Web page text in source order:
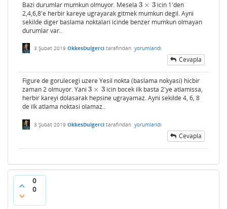
Bazi durumlar mumkun olmuyor. Mesela 3 × 3
3 ×3
icin 1'den
2,4,6,8'e herbir kareye ugrayarak gitmek mumkun degil. Ayni
sekilde diger baslama noktalari icinde benzer mumkun olmayan
durumlar var..
3 Şubat 2019 OkkesDulgerci tarafından yorumlandı
Cevapla
Figure de gorulecegi uzere Yesil nokta (baslama nokyasi) hicbir
zaman 2 olmuyor. Yani 3 × 3
3 ×3
icin bocek ilk basta 2'ye atlamissa,
herbir kareyi dolasarak hepsine ugrayamaz. Ayni sekilde 4, 6, 8
de ilk atlama noktasi olamaz..
3 Şubat 2019 OkkesDulgerci tarafından yorumlandı
Cevapla
0
0